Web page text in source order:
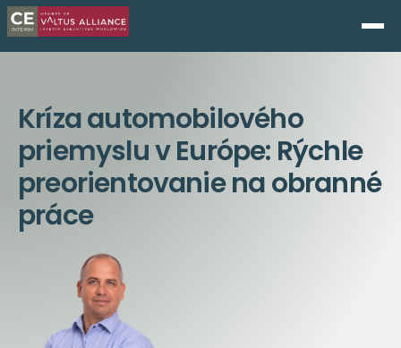
Kríza automobilového
priemyslu v Európe: Rýchle
preorientovanie na obranné
práce